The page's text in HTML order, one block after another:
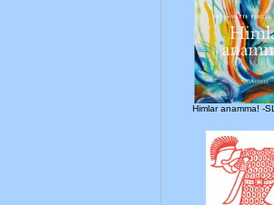
Himlar anamma! -